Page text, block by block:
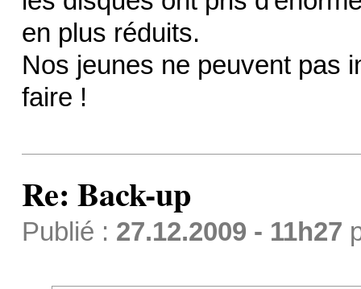
en plus réduits.
Nos jeunes ne peuvent pas
faire !
Re: Back-up
Publié : 27.12.2009 - 11h27